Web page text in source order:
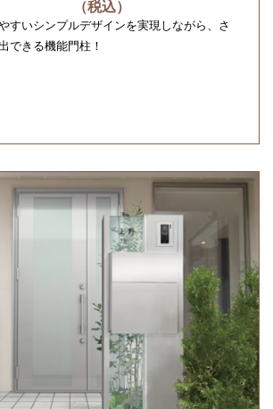
すいシンプルデザインを実現しながら、さ
できる機能門柱！